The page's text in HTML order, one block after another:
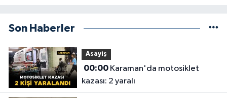
Son Haberler
Asayiş
00:00Karaman'da motosiklet
kazası: 2 yaralı